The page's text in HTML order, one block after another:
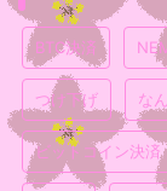
BTC決済
つけ下げ な
ビットコイン決済